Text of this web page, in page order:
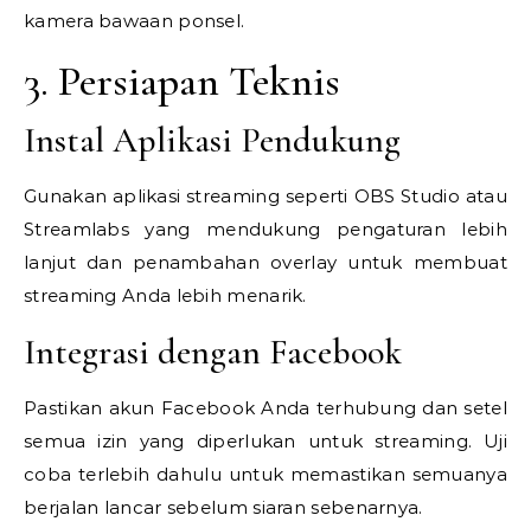
kamera bawaan ponsel.
3. Persiapan Teknis
Instal Aplikasi Pendukung
Gunakan aplikasi streaming seperti OBS Studio atau
Streamlabs yang mendukung pengaturan lebih
lanjut dan penambahan overlay untuk membuat
streaming Anda lebih menarik.
Integrasi dengan Facebook
Pastikan akun Facebook Anda terhubung dan setel
semua izin yang diperlukan untuk streaming. Uji
coba terlebih dahulu untuk memastikan semuanya
berjalan lancar sebelum siaran sebenarnya.